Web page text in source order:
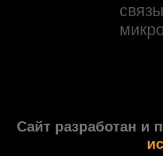
Сайт разработан и